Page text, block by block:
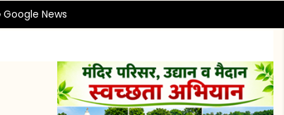
Google News